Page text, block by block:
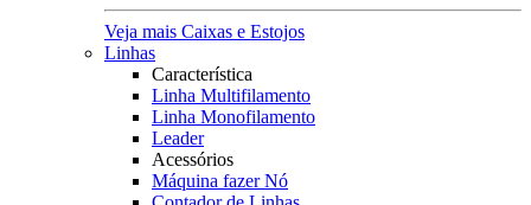
Veja mais Caixas e Estojos
Linhas
Característica
Linha Multifilamento
Linha Monofilamento
Leader
Acessórios
Máquina fazer Nó